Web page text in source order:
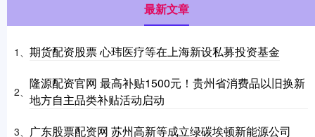
最新文章
1、 期货配资股票 心玮医疗等在上海新设私募投资基金
2、
隆源配资官网 最高补贴1500元！贵州省消费品以旧换新
地方自主品类补贴活动启动
3、 广东股票配资网 苏州高新等成立绿碳埃顿新能源公司